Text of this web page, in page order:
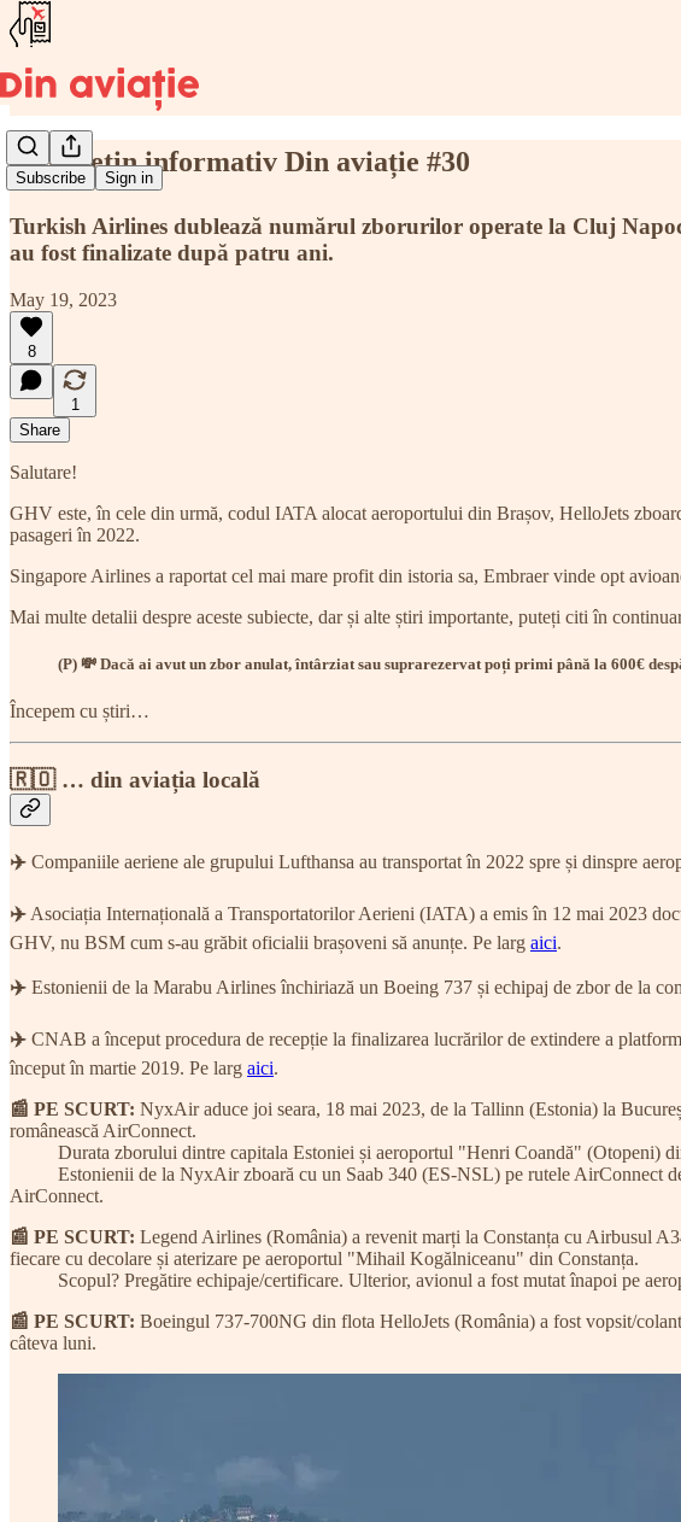
Subscribe Sign in
🗞️ Buletin informativ Din aviație #30
Turkish Airlines dublează numărul zborurilor operate la Cluj
au fost finalizate după patru ani.
May 19, 2023
8
1
Share
Salutare!
GHV este, în cele din urmă, codul IATA alocat aeroportului din Brașov, HelloJets
pasageri în 2022.
Singapore Airlines a raportat cel mai mare profit din istoria sa, Embraer vinde opt
Mai multe detalii despre aceste subiecte, dar și alte știri importante, puteți citi în
(P) 💸 Dacă ai avut un zbor anulat, întârziat sau suprarezervat poți primi până la 600€
Începem cu știri…
🇷🇴 … din aviația locală
✈️ Companiile aeriene ale grupului Lufthansa au transportat în 2022 spre și dinspre
✈️ Asociația Internațională a Transportatorilor Aerieni (IATA) a emis în 12 mai 2023
GHV, nu BSM cum s-au grăbit oficialii brașoveni să anunțe. Pe larg aici.
✈️ Estonienii de la Marabu Airlines închiriază un Boeing 737 și echipaj de zbor de la
✈️ CNAB a început procedura de recepție la finalizarea lucrărilor de extindere a
început în martie 2019. Pe larg aici.
📰 PE SCURT: NyxAir aduce joi seara, 18 mai 2023, de la Tallinn (Estonia) la
românească AirConnect.
Durata zborului dintre capitala Estoniei și aeroportul "Henri Coandă" (Otopeni) din
Estonienii de la NyxAir zboară cu un Saab 340 (ES-NSL) pe rutele AirConnect de
AirConnect.
📰 PE SCURT: Legend Airlines (România) a revenit marți la Constanța cu Airbusul
fiecare cu decolare și aterizare pe aeroportul "Mihail Kogălniceanu" din Constanța.
Scopul? Pregătire echipaje/certificare. Ulterior, avionul a fost mutat înapoi pe
📰 PE SCURT: Boeingul 737-700NG din flota HelloJets (România) a fost vopsit/
câteva luni.